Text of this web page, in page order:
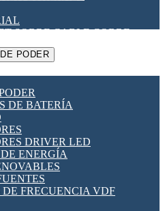
SSR
POTENCIA
DE CABLE
SOBRE CABLE COBRE
IOT
PODER
DE BATERÍA
DRIVER LED
ENERGÍA
FRECUENCIA VDF